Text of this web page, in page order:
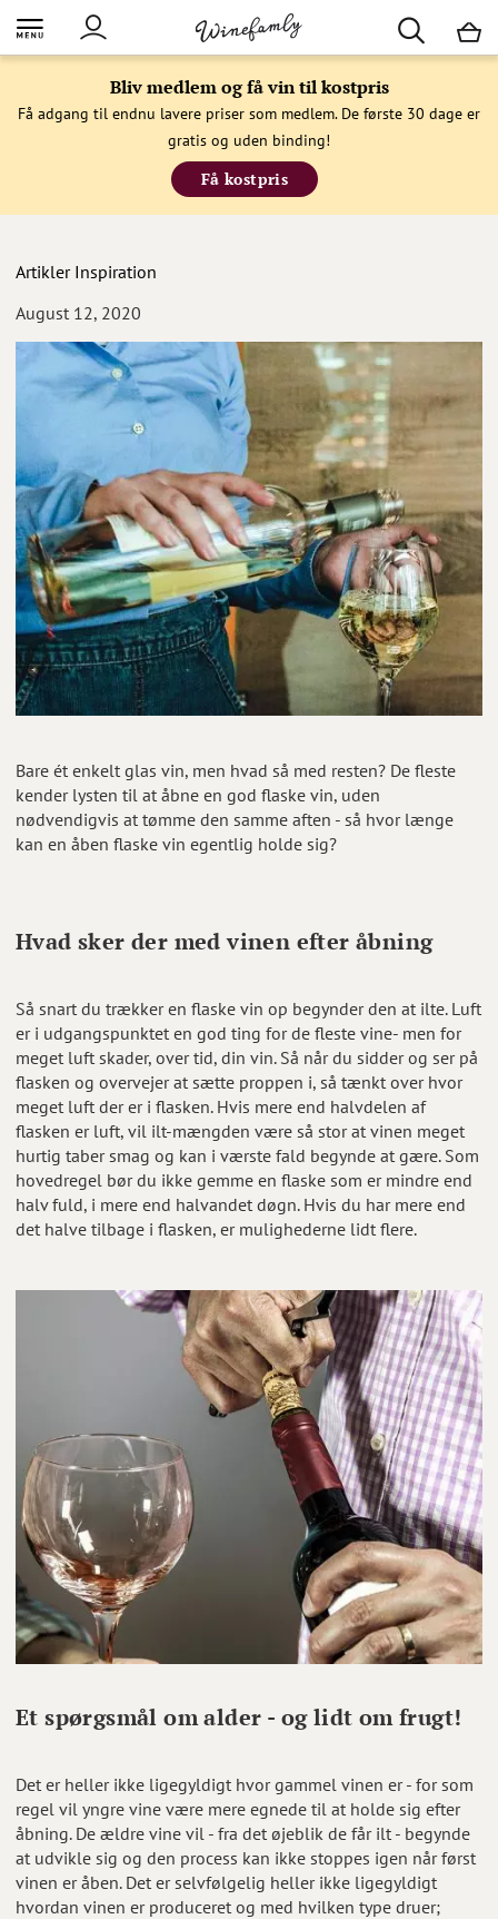
Bliv medlem og få vin til kostpris
Få adgang til endnu lavere priser som medlem. De første 30 dage er
gratis og uden binding!
Få kostpris
Artikler Inspiration
August 12, 2020
Bare ét enkelt glas vin, men hvad så med resten? De fleste
kender lysten til at åbne en god flaske vin, uden
nødvendigvis at tømme den samme aften - så hvor længe
kan en åben flaske vin egentlig holde sig?
Hvad sker der med vinen efter åbning
Så snart du trækker en flaske vin op begynder den at ilte. Luft
er i udgangspunktet en god ting for de fleste vine- men for
meget luft skader, over tid, din vin. Så når du sidder og ser på
flasken og overvejer at sætte proppen i, så tænkt over hvor
meget luft der er i flasken. Hvis mere end halvdelen af
flasken er luft, vil ilt-mængden være så stor at vinen meget
hurtig taber smag og kan i værste fald begynde at gære. Som
hovedregel bør du ikke gemme en flaske som er mindre end
halv fuld, i mere end halvandet døgn. Hvis du har mere end
det halve tilbage i flasken, er mulighederne lidt flere.
Et spørgsmål om alder - og lidt om frugt!
Det er heller ikke ligegyldigt hvor gammel vinen er - for som
regel vil yngre vine være mere egnede til at holde sig efter
åbning. De ældre vine vil - fra det øjeblik de får ilt - begynde
at udvikle sig og den process kan ikke stoppes igen når først
vinen er åben. Det er selvfølgelig heller ikke ligegyldigt
hvordan vinen er produceret og med hvilken type druer;